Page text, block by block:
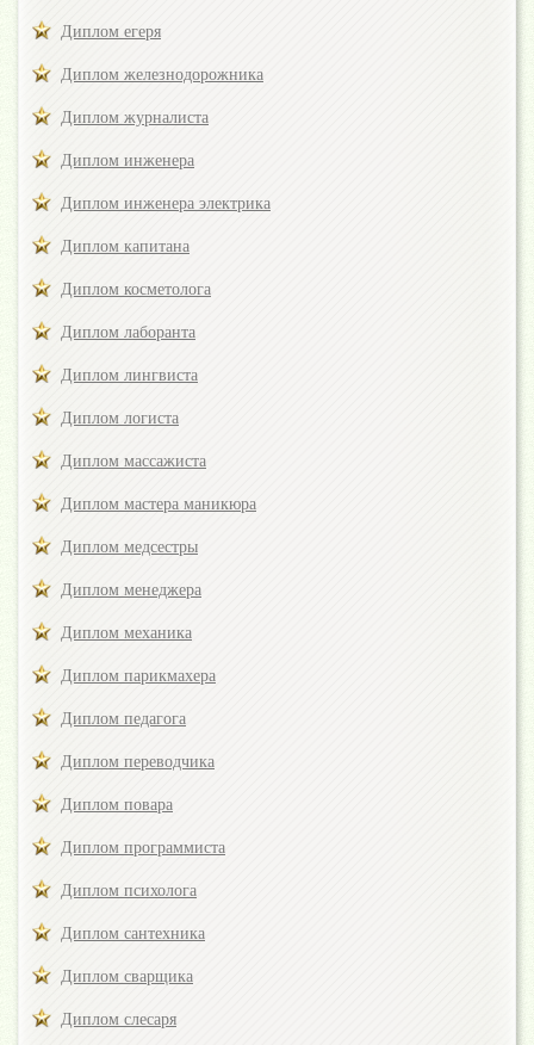
Диплом егеря
Диплом железнодорожника
Диплом журналиста
Диплом инженера
Диплом инженера электрика
Диплом капитана
Диплом косметолога
Диплом лаборанта
Диплом лингвиста
Диплом логиста
Диплом массажиста
Диплом мастера маникюра
Диплом медсестры
Диплом менеджера
Диплом механика
Диплом парикмахера
Диплом педагога
Диплом переводчика
Диплом повара
Диплом программиста
Диплом психолога
Диплом сантехника
Диплом сварщика
Диплом слесаря